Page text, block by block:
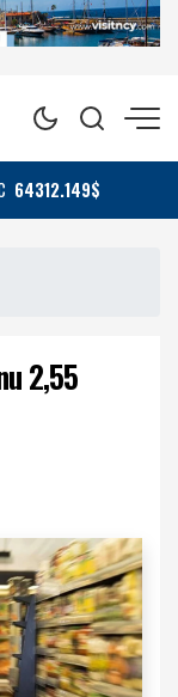
64312.149$
2,55